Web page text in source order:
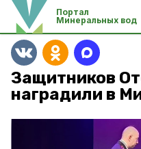
Портал
Минеральных вод
Защитников
наградили в